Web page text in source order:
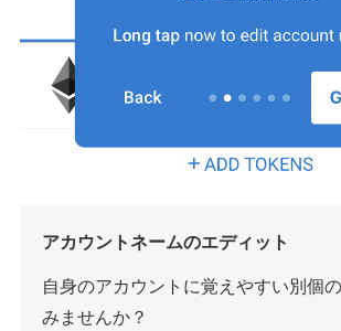
アカウントネームのエディット
自身のアカウントに覚えやすい別個
みませんか？